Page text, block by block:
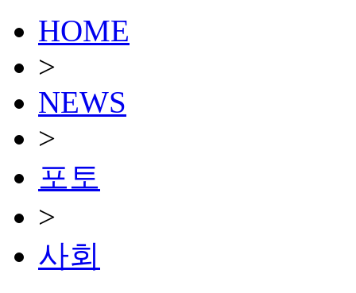
HOME
>
NEWS
>
포토
>
사회